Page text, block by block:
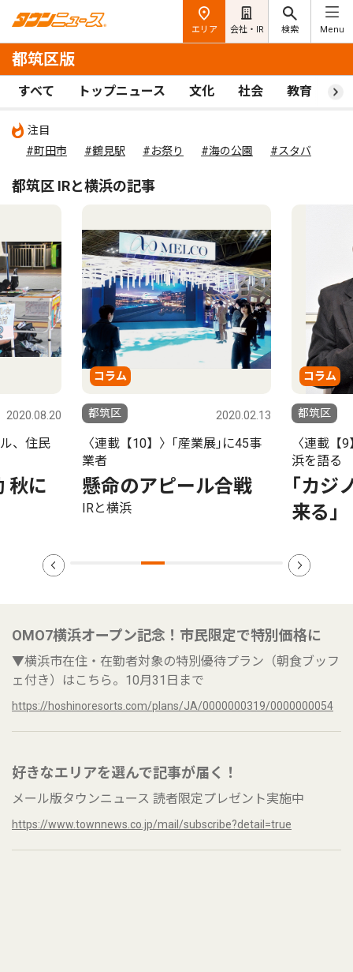
エリア 会社・IR 検索 Menu
都筑区版
すべて トップニュース 文化 社会 教育 ス
注目
#町田市
#鶴見駅 #お祭り #海の公園 #スタバ
都筑区 IRと横浜の記事
2020.08.20
、住民
秋に
コラム
都筑区 2020.02.13
〈連載【10】〉｢産業展｣に45事
業者
懸命のアピール合戦
IRと横浜
コラム
都筑区
〈連載【
浜を語る
｢カジ
来る｣
OMO7横浜オープン記念！市民限定で特別価格に
▼横浜市在住・在勤者対象の特別優待プラン（朝食ブッフ
ェ付き）はこちら。10月31日まで
https://hoshinoresorts.com/plans/JA/0000000319/0000000054
好きなエリアを選んで記事が届く！
メール版タウンニュース 読者限定プレゼント実施中
https://www.townnews.co.jp/mail/subscribe?detail=true